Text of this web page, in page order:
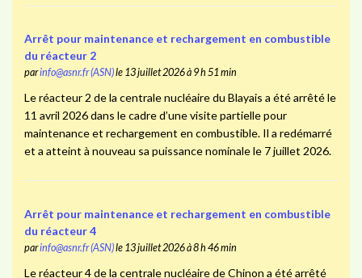
Arrêt pour maintenance et rechargement en combustible
du réacteur 2
parinfo@asnr.fr (ASN)le 13 juillet 2026 à 9 h 51 min
Le réacteur 2 de la centrale nucléaire du Blayais a été arrêté le
11 avril 2026 dans le cadre d’une visite partielle pour
maintenance et rechargement en combustible. Il a redémarré
et a atteint à nouveau sa puissance nominale le 7 juillet 2026.
Arrêt pour maintenance et rechargement en combustible
du réacteur 4
parinfo@asnr.fr (ASN)le 13 juillet 2026 à 8 h 46 min
Le réacteur 4 de la centrale nucléaire de Chinon a été arrêté